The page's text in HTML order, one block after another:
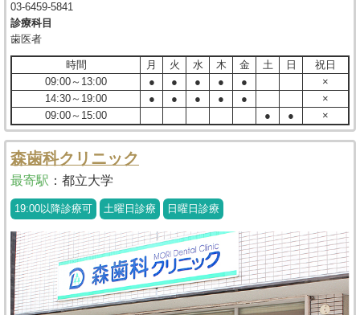
03-6459-5841
診療科目
歯医者
時間 月 火 水 木 金 土 日
祝日
09:00～13:00
● ● ● ● ●
×
14:30～19:00
● ● ● ● ●
×
09:00～15:00
● ● ×
森歯科クリニック
最寄駅 ： 都立大学
19:00以降診療可 土曜日診療 日曜日診療